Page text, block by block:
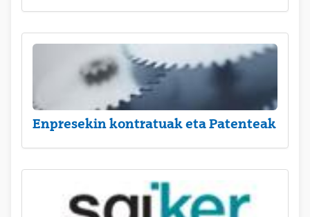
Enpresekin kontratuak eta Patenteak